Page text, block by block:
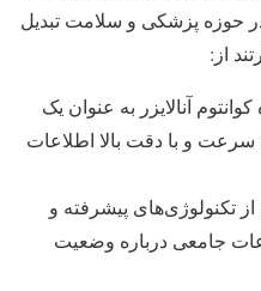
حوزه پزشکی و سلامت تبدیل
از:
آنالایزر به عنوان یک
سرعت و با دقت بالا اطلاعات
از تکنولوژی‌های پیشرفته و
جامعی درباره وضعیت